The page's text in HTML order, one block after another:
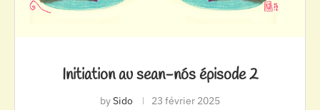
Initiation au sean-nós épisode 2
bySido 23 février 2025